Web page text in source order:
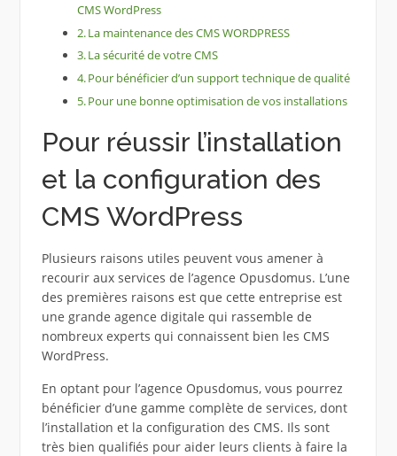
CMS WordPress
La maintenance des CMS WORDPRESS
La sécurité de votre CMS
Pour bénéficier d’un support technique de qualité
Pour une bonne optimisation de vos installations
Pour réussir l’installation
et la configuration des
CMS WordPress
Plusieurs raisons utiles peuvent vous amener à
recourir aux services de l’agence Opusdomus. L’une
des premières raisons est que cette entreprise est
une grande agence digitale qui rassemble de
nombreux experts qui connaissent bien les CMS
WordPress.
En optant pour l’agence Opusdomus, vous pourrez
bénéficier d’une gamme complète de services, dont
l’installation et la configuration des CMS. Ils sont
très bien qualifiés pour aider leurs clients à faire la